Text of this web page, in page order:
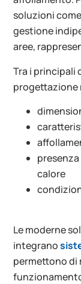
soluzioni
gestione
aree,
Tra i principali
progettazione
calore
Le moderne
integrano
permettono di